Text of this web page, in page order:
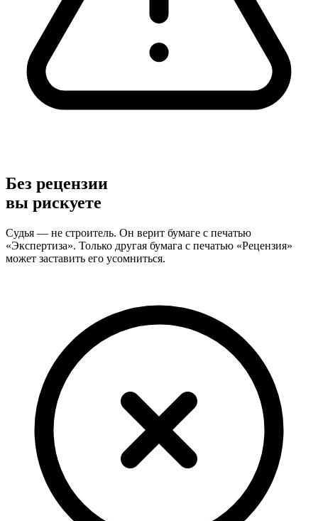
Без рецензии
вы рискуете
Судья — не строитель. Он верит бумаге с печатью
«Экспертиза». Только другая бумага с печатью «Рецензия»
может заставить его усомниться.